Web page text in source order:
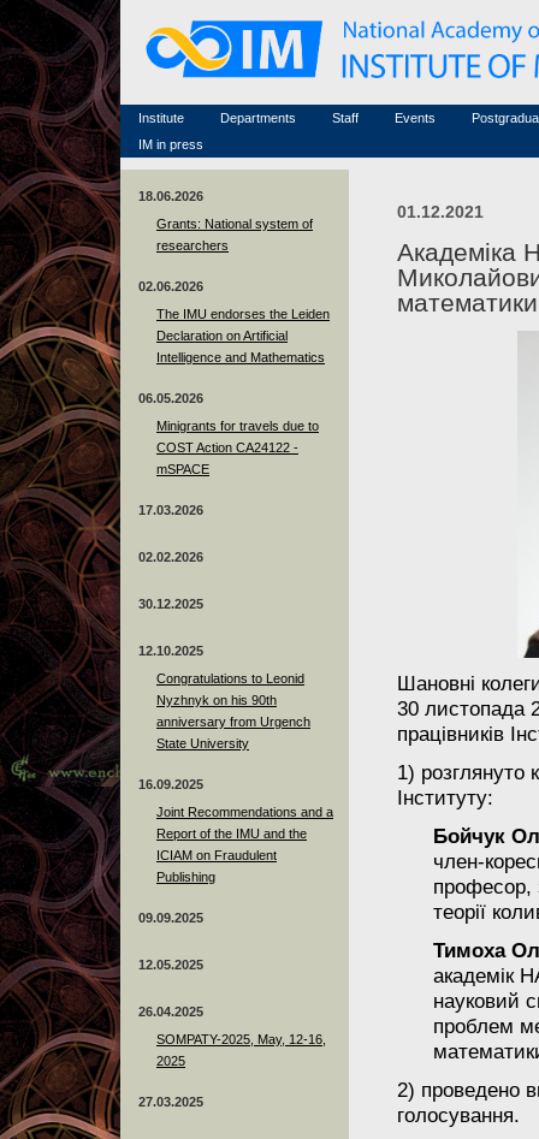
Institute
Famous scientists
Memorial
Scientific workflow
Departments
Staff
Associated researchers
Non-academic staff
Events
Conferences (archive)
Courses in mathematics
IM in press
18.06.2026
Grants: National system of
researchers
02.06.2026
The IMU endorses the Leiden
Declaration on Artificial
Intelligence and Mathematics
06.05.2026
Minigrants for travels due to
COST Action CA24122 -
mSPACE
17.03.2026
02.02.2026
30.12.2025
12.10.2025
Congratulations to Leonid
Nyzhnyk on his 90th
anniversary from Urgench
State University
16.09.2025
Joint Recommendations and a
Report of the IMU and the
ICIAM on Fraudulent
Publishing
09.09.2025
12.05.2025
26.04.2025
SOMPATY-2025, May, 12-16,
2025
27.03.2025
01.12.2021
Академіка
Шановні
30 листопада
працівників
1) розглянуто
Інституту:
Бойчук
член-
професор,
теорії
Тимоха
академік
науковий
проблем
2) проведено
голосування.